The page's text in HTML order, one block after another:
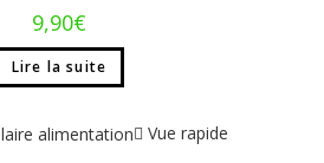
9,90€
Lire la suite
Vue rapide